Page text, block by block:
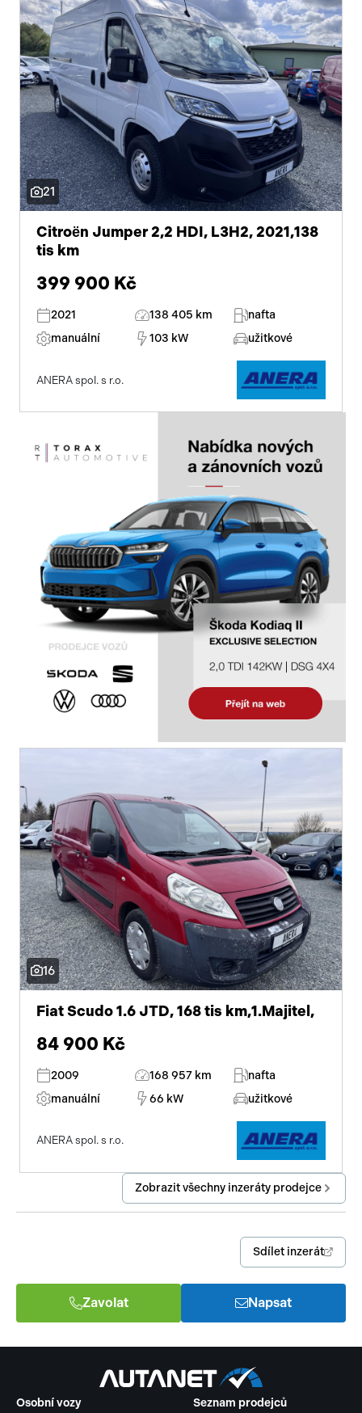
21
Citroën Jumper 2,2 HDI, L3H2, 2021,138
tis km
399 900 Kč
2021 138 405 km
nafta
manuální
103 kW užitkové
ANERA spol. s r.o.
16
Fiat Scudo 1.6 JTD, 168 tis km,1.Majitel,
84 900 Kč
2009 168 957 km
nafta
manuální
66 kW užitkové
ANERA spol. s r.o.
Zobrazit všechny inzeráty prodejce
Sdílet inzerát
Zavolat Napsat
Osobní vozy
Seznam prodejců